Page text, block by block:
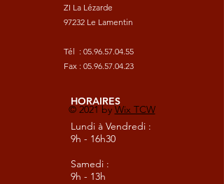
ZI La Lézarde
97232 Le Lamentin
Tél : 05.96.57.04.55
Fax : 05.96.57.04.23
HORAIRES
Lundi à Vendredi :
9h - 16h30
Samedi :
9h - 13h
© 2021 by Wix TCW